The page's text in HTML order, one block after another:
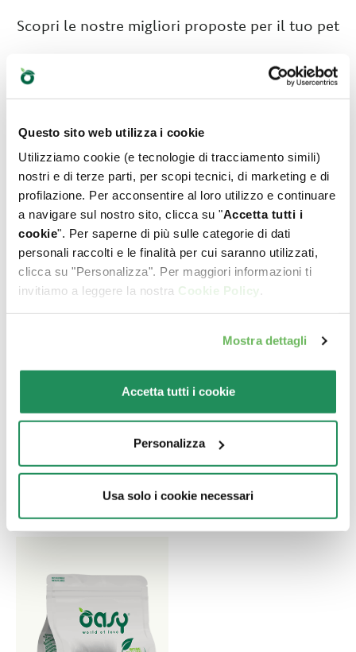
Questo sito web utilizza i cookie
Utilizziamo cookie (e tecnologie di tracciamento simili)
nostri e di terze parti, per scopi tecnici, di marketing e di
profilazione. Per acconsentire al loro utilizzo e continuare
a navigare sul nostro sito, clicca su "Accetta tutti i
cookie". Per saperne di più sulle categorie di dati
personali raccolti e le finalità per cui saranno utilizzati,
clicca su "Personalizza". Per maggiori informazioni ti
invitiamo a leggere la nostra Cookie Policy.
Mostra dettagli
Accetta tutti i cookie
Personalizza
Usa solo i cookie necessari
Scopri le nostre migliori proposte per il tuo pet
MORE LOVE • Pollo
con Formaggio
Alimento complementare
per gatti adulti
LETTIERA VEGETALE
• PEAS GREEN TEA
Lettiera agglomerante per
gatti ai Piselli -